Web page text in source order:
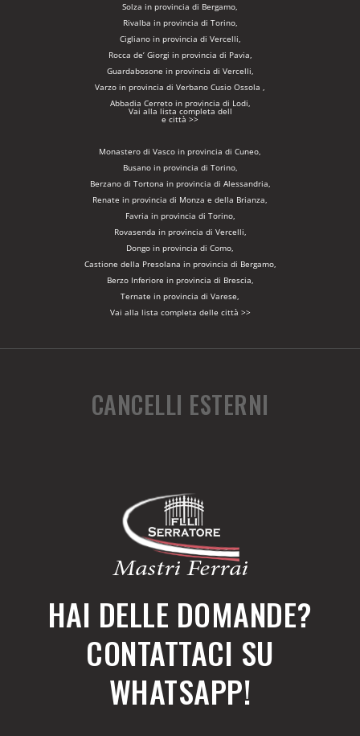
Solza in provincia di Bergamo,
Rivalba in provincia di Torino,
Cigliano in provincia di Vercelli,
Rocca de’ Giorgi in provincia di Pavia,
Guardabosone in provincia di Vercelli,
Varzo in provincia di Verbano Cusio Ossola ,
Abbadia Cerreto in provincia di Lodi,
Vai alla lista completa dell
e città >>
Monastero di Vasco in provincia di Cuneo,
Busano in provincia di Torino,
Berzano di Tortona in provincia di Alessandria,
Renate in provincia di Monza e della Brianza,
Favria in provincia di Torino,
Rovasenda in provincia di Vercelli,
Dongo in provincia di Como,
Castione della Presolana in provincia di Bergamo,
Berzo Inferiore in provincia di Brescia,
Ternate in provincia di Varese,
Vai alla lista completa delle città >>
CANCELLI ESTERNI
HAI DELLE DOMANDE?
CONTATTACI SU
WHATSAPP!